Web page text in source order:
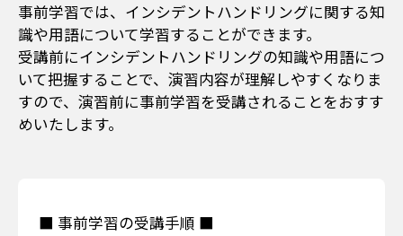
事前学習では、インシデントハンドリングに関する知
識や用語について学習することができます。
受講前にインシデントハンドリングの知識や用語につ
いて把握することで、演習内容が理解しやすくなりま
すので、演習前に事前学習を受講されることをおすす
めいたします。
■ 事前学習の受講手順 ■